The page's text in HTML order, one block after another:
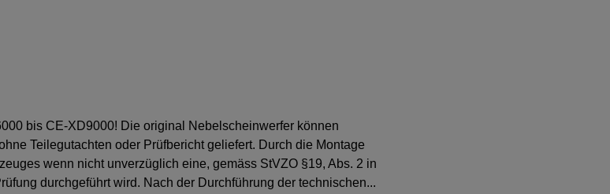
bis CE-XD9000! Die original Nebelscheinwerfer können
Teilegutachten oder Prüfbericht geliefert. Durch die Montage
wenn nicht unverzüglich eine, gemäss StVZO §19, Abs. 2 in
durchgeführt wird. Nach der Durchführung der technischen...